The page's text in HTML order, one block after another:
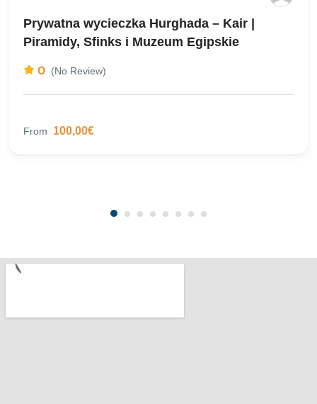
Prywatna wycieczka Hurghada – Kair |
Piramidy, Sfinks i Muzeum Egipskie
0 (No Review)
From 100,00€